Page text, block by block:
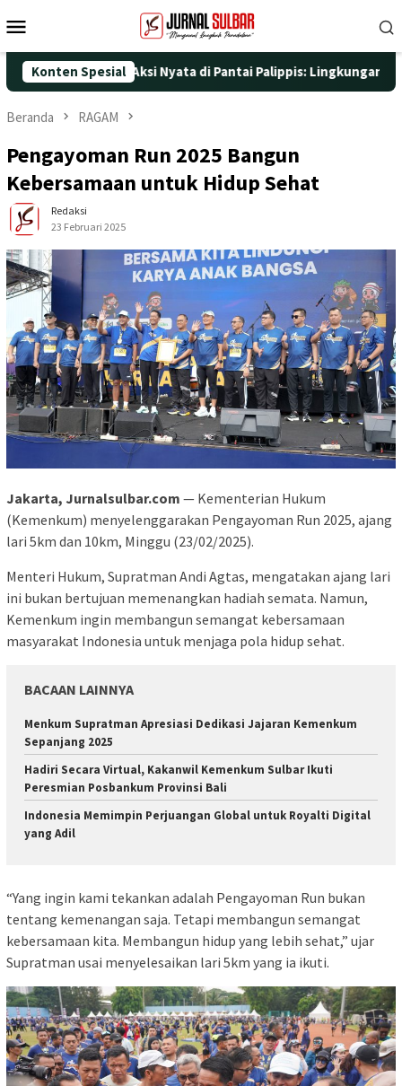
ke
Mobile
Konten Spesial
Aksi Nyata di Pantai Palippis: Lingkungan dan Kesehatan
Beranda RAGAM
Pengayoman Run 2025 Bangun
Kebersamaan untuk Hidup Sehat
Redaksi
23 Februari 2025
Jakarta, Jurnalsulbar.com — Kementerian Hukum
(Kemenkum) menyelenggarakan Pengayoman Run 2025, ajang
lari 5km dan 10km, Minggu (23/02/2025).
Menteri Hukum, Supratman Andi Agtas, mengatakan ajang lari
ini bukan bertujuan memenangkan hadiah semata. Namun,
Kemenkum ingin membangun semangat kebersamaan
masyarakat Indonesia untuk menjaga pola hidup sehat.
BACAAN LAINNYA
Menkum Supratman Apresiasi Dedikasi Jajaran Kemenkum
Sepanjang 2025
Hadiri Secara Virtual, Kakanwil Kemenkum Sulbar Ikuti
Peresmian Posbankum Provinsi Bali
Indonesia Memimpin Perjuangan Global untuk Royalti Digital
yang Adil
“Yang ingin kami tekankan adalah Pengayoman Run bukan
tentang kemenangan saja. Tetapi membangun semangat
kebersamaan kita. Membangun hidup yang lebih sehat,” ujar
Supratman usai menyelesaikan lari 5km yang ia ikuti.